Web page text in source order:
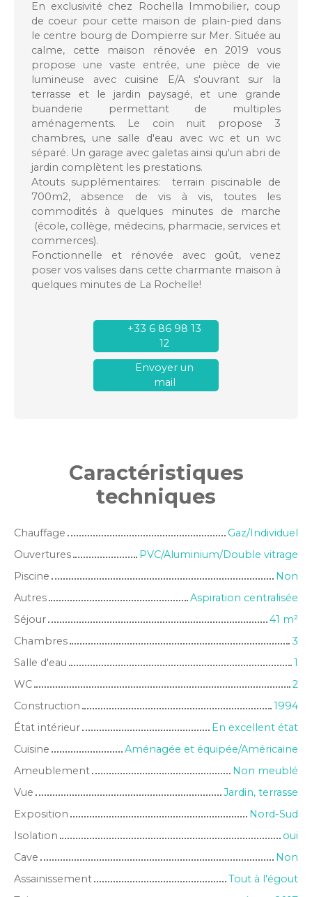
En exclusivité chez Rochella Immobilier, coup
de coeur pour cette maison de plain-pied dans
le centre bourg de Dompierre sur Mer. Située au
calme, cette maison rénovée en 2019 vous
propose une vaste entrée, une pièce de vie
lumineuse avec cuisine E/A s'ouvrant sur la
terrasse et le jardin paysagé, et une grande
buanderie permettant de multiples
aménagements. Le coin nuit propose 3
chambres, une salle d'eau avec wc et un wc
séparé. Un garage avec galetas ainsi qu'un abri de
jardin complètent les prestations.
Atouts supplémentaires: terrain piscinable de
700m2, absence de vis à vis, toutes les
commodités à quelques minutes de marche
(école, collège, médecins, pharmacie, services et
commerces).
Fonctionnelle et rénovée avec goût, venez
poser vos valises dans cette charmante maison à
quelques minutes de La Rochelle!
+33 6 86 98 13
12
Envoyer un
mail
Caractéristiques
techniques
Chauffage
Gaz/Individuel
Ouvertures
PVC/Aluminium/Double vitrage
Piscine
Non
Autres
Aspiration centralisée
Séjour
41 m²
Chambres
3
Salle d'eau
1
WC
2
Construction
1994
État intérieur
En excellent état
Cuisine
Aménagée et équipée/Américaine
Ameublement
Non meublé
Vue
Jardin, terrasse
Exposition
Nord-Sud
Isolation
oui
Cave
Non
Assainissement
Tout à l'égout